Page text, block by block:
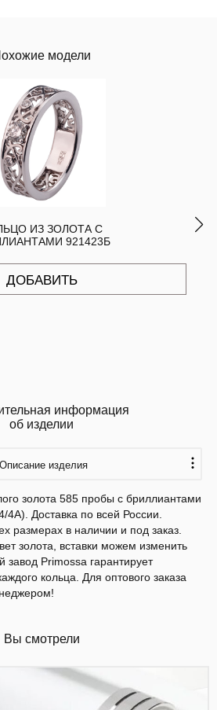
модели
ИЗ ЗОЛОТА С
921423Б
ДОБАВИТЬ
информация
об изделии
Описание изделия
золота 585 пробы с бриллиантами
Доставка по всей России.
размерах в наличии и под заказ.
золота, вставки можем изменить
Primossa гарантирует
кольца. Для оптового заказа
Вы смотрели